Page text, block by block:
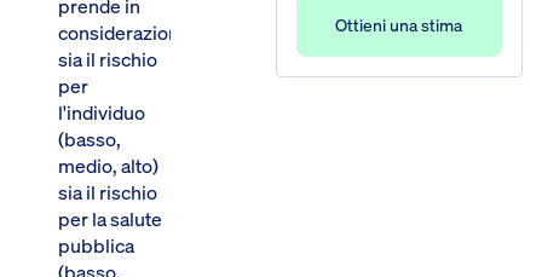
prende in
considerazione
sia il rischio
per
l'individuo
(basso,
medio, alto)
sia il rischio
per la salute
pubblica
Ottieni una stima